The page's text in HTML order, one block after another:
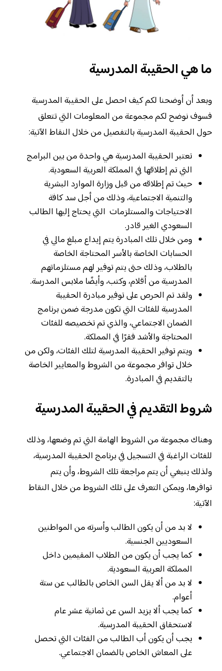
ما هي الحقيبة المدرسية
وبعد أن أوضحنا لكم كيف احصل على الحقيبة المدرسية
فسوف نوضح لكم مجموعة من المعلومات التي تتعلق
حول الحقيبة المدرسية بالتفصيل من خلال النقاط الآتية:
تعتبر الحقيبة المدرسية هي واحدة من بين البرامج
التي تم إطلاقها في المملكة العربية السعودية.
حيث تم إطلاقه من قبل وزارة الموارد البشرية
والتنمية الاجتماعية، وذلك من أجل سد كافة
الاحتياجات والمستلزمات التي يحتاج إليها الطالب
السعودي الغير قادر.
ومن خلال تلك المبادرة يتم إيداع مبلغ مالي في
الحسابات الخاصة بالأسر المحتاجة الخاصة
بالطلاب، وذلك حتى يتم توفير لهم مستلزماتهم
المدرسية من أقلام، وكتب، وأيضًا ملابس المدرسة.
ولقد تم الحرص على توفير مبادرة الحقيبة
المدرسية للفئات التي تكون مدرجة ضمن برنامج
الضمان الاجتماعي، والذي تم تخصيصه للفئات
المحتاجة والأشد فقرًا في المملكة.
ويتم توفير الحقيبة المدرسية لتلك الفئات، ولكن من
خلال توافر مجموعة من الشروط والمعايير الخاصة
بالتقديم في المبادرة.
شروط التقديم في الحقيبة المدرسية
وهناك مجموعة من الشروط الهامة التي تم وضعها، وذلك
للفئات الراغبة في التسجيل في برنامج الحقيبة المدرسية،
ولذلك ينبغي أن يتم مراجعة تلك الشروط، وأن يتم
توافرها، ويمكن التعرف على تلك الشروط من خلال النقاط
الآتية:
لا بد من أن يكون الطالب وأسرته من المواطنين
السعوديين الجنسية.
كما يجب أن يكون من الطلاب المقيمين داخل
المملكة العربية السعودية.
لا بد من ألا يقل السن الخاص بالطالب عن ستة
أعوام.
كما يجب ألا يزيد السن عن ثمانية عشر عام
لاستحقاق الحقيبة المدرسية.
يجب أن يكون أب الطالب من الفئات التي تحصل
على المعاش الخاص بالضمان الاجتماعي.